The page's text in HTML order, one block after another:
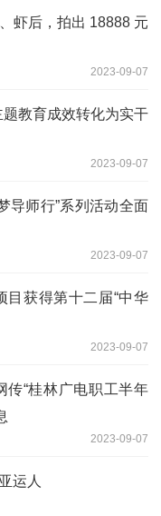
虾后，拍出 18888 元
2023-09-07
教育成效转化为实干
2023-09-07
导师行”系列活动全面
2023-09-07
目获得第十二届“中华
2023-09-07
传“桂林广电职工半年
2023-09-07
运人